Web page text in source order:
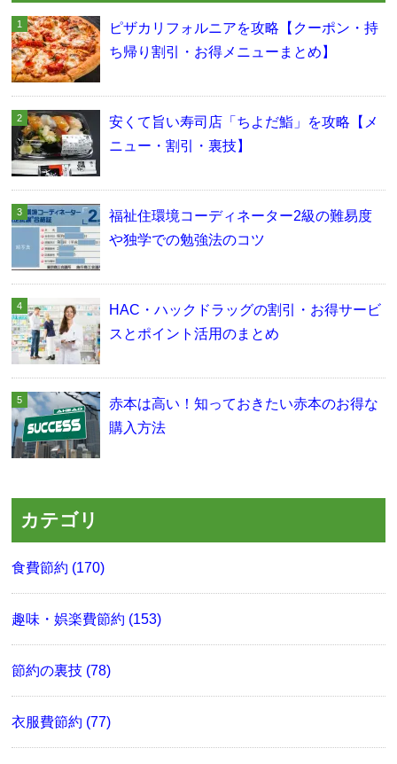
ピザカリフォルニアを攻略【クーポン・持
ち帰り割引・お得メニューまとめ】
安くて旨い寿司店「ちよだ鮨」を攻略【メ
ニュー・割引・裏技】
福祉住環境コーディネーター2級の難易度
や独学での勉強法のコツ
HAC・ハックドラッグの割引・お得サービ
スとポイント活用のまとめ
赤本は高い！知っておきたい赤本のお得な
購入方法
カテゴリ
食費節約 (170)
趣味・娯楽費節約 (153)
節約の裏技 (78)
衣服費節約 (77)